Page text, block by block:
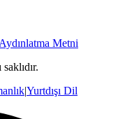
Metni
|Yurtdışı Dil